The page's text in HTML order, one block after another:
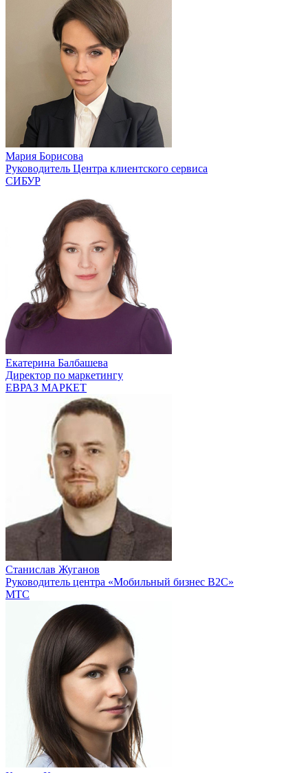
Мария Борисова
Руководитель Центра клиентского сервиса
СИБУР
Екатерина Балбашева
Директор по маркетингу
ЕВРАЗ МАРКЕТ
Станислав Жуганов
Руководитель центра «Мобильный бизнес B2C»
МТС